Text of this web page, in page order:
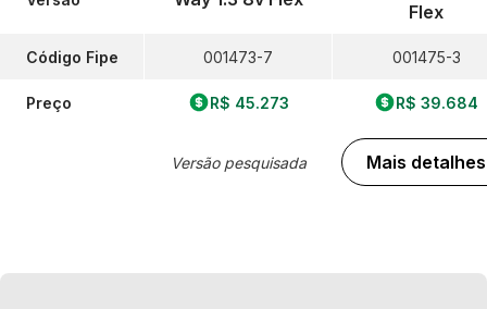
Código Fipe
Preço
001473-7
R$ 45.273
Versão pesquisada
Flex
001475-3
R$ 39.684
Mais detalhes